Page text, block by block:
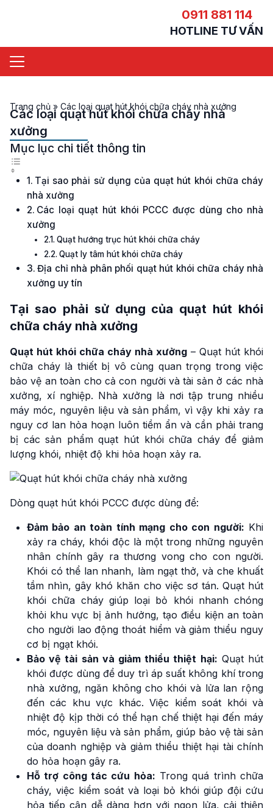
0911 881 114
HOTLINE TƯ VẤN
Trang chủ » Các loại quạt hút khói chữa cháy nhà xưởng
Các loại quạt hút khói chữa cháy nhà
xưởng
Mục lục chi tiết thông tin
Tại sao phải sử dụng của quạt hút khói chữa cháy
nhà xưởng
Các loại quạt hút khói PCCC được dùng cho nhà
xưởng
Quạt hướng trục hút khói chữa cháy
Quạt ly tâm hút khói chữa cháy
Địa chỉ nhà phân phối quạt hút khói chữa cháy nhà
xưởng uy tín
Tại sao phải sử dụng của quạt hút khói
chữa cháy nhà xưởng
Quạt hút khói chữa cháy nhà xưởng – Quạt hút khói
chữa cháy là thiết bị vô cùng quan trọng trong việc
bảo vệ an toàn cho cả con người và tài sản ở các nhà
xưởng, xí nghiệp. Nhà xưởng là nơi tập trung nhiều
máy móc, nguyên liệu và sản phẩm, vì vậy khi xảy ra
nguy cơ lan hỏa hoạn luôn tiềm ẩn và cần phải trang
bị các sản phẩm quạt hút khói chữa cháy để giảm
lượng khói, nhiệt độ khi hỏa hoạn xảy ra.
Dòng quạt hút khói PCCC được dùng để:
Đảm bảo an toàn tính mạng cho con người: Khi
xảy ra cháy, khói độc là một trong những nguyên
nhân chính gây ra thương vong cho con người.
Khói có thể lan nhanh, làm ngạt thở, và che khuất
tầm nhìn, gây khó khăn cho việc sơ tán. Quạt hút
khói chữa cháy giúp loại bỏ khói nhanh chóng
khỏi khu vực bị ảnh hưởng, tạo điều kiện an toàn
cho người lao động thoát hiểm và giảm thiểu nguy
cơ bị ngạt khói.
Bảo vệ tài sản và giảm thiểu thiệt hại: Quạt hút
khói được dùng để duy trì áp suất không khí trong
nhà xưởng, ngăn không cho khói và lửa lan rộng
đến các khu vực khác. Việc kiểm soát khói và
nhiệt độ kịp thời có thể hạn chế thiệt hại đến máy
móc, nguyên liệu và sản phẩm, giúp bảo vệ tài sản
của doanh nghiệp và giảm thiểu thiệt hại tài chính
do hỏa hoạn gây ra.
Hỗ trợ công tác cứu hỏa: Trong quá trình chữa
cháy, việc kiểm soát và loại bỏ khói giúp đội cứu
hỏa tiếp cận dễ dàng hơn với ngọn lửa, cải thiện